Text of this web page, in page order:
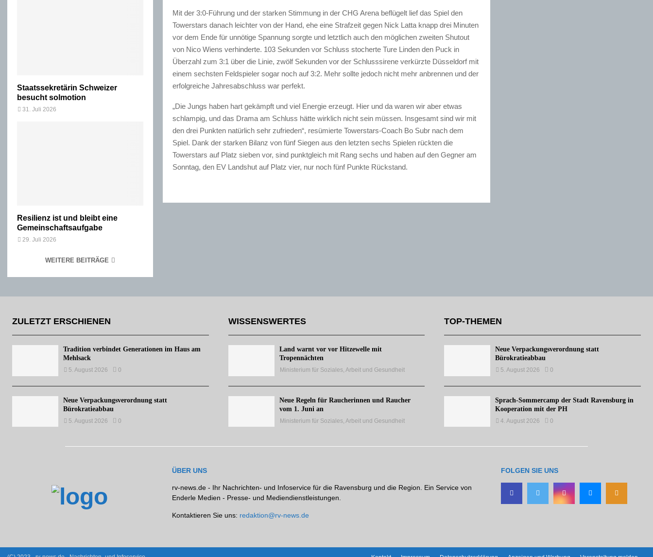
Mit der 3:0-Führung und der starken Stimmung in der CHG Arena beflügelt lief das Spiel den
Towerstars danach leichter von der Hand, ehe eine Strafzeit gegen Nick Latta knapp drei Minuten
vor dem Ende für unnötige Spannung sorgte und letztlich auch den möglichen zweiten Shutout
von Nico Wiens verhinderte. 103 Sekunden vor Schluss stocherte Ture Linden den Puck in
Überzahl zum 3:1 über die Linie, zwölf Sekunden vor der Schlusssirene verkürzte Düsseldorf mit
einem sechsten Feldspieler sogar noch auf 3:2. Mehr sollte jedoch nicht mehr anbrennen und der
erfolgreiche Jahresabschluss war perfekt.
„Die Jungs haben hart gekämpft und viel Energie erzeugt. Hier und da waren wir aber etwas
schlampig, und das Drama am Schluss hätte wirklich nicht sein müssen. Insgesamt sind wir mit
den drei Punkten natürlich sehr zufrieden“, resümierte Towerstars-Coach Bo Subr nach dem
Spiel. Dank der starken Bilanz von fünf Siegen aus den letzten sechs Spielen rückten die
Towerstars auf Platz sieben vor, sind punktgleich mit Rang sechs und haben auf den Gegner am
Sonntag, den EV Landshut auf Platz vier, nur noch fünf Punkte Rückstand.
Staatssekretärin Schweizer
besucht solmotion
31. Juli 2026
Resilienz ist und bleibt eine
Gemeinschaftsaufgabe
29. Juli 2026
WEITERE BEITRÄGE
ZULETZT ERSCHIENEN
Tradition verbindet Generationen im Haus am
Mehlsack
5. August 2026 0
Neue Verpackungsverordnung statt
Bürokratieabbau
5. August 2026 0
WISSENSWERTES
Land warnt vor vor Hitzewelle mit
Tropennächten
Ministerium für Soziales, Arbeit und Gesundheit
Neue Regeln für Raucherinnen und Raucher
vom 1. Juni an
Ministerium für Soziales, Arbeit und Gesundheit
TOP-THEMEN
Neue Verpackungsverordnung statt
Bürokratieabbau
5. August 2026 0
Sprach-Sommercamp der Stadt Ravensburg in
Kooperation mit der PH
4. August 2026 0
ÜBER UNS
rv-news.de - Ihr Nachrichten- und Infoservice für die Ravensburg und die Region. Ein Service von
Enderle Medien - Presse- und Mediendienstleistungen.
Kontaktieren Sie uns: redaktion@rv-news.de
FOLGEN SIE UNS